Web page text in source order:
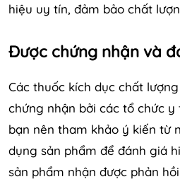
hiệu uy tín, đảm bảo chất
Được chứng nhận và
Các thuốc kích dục chất
chứng nhận bởi các tổ chức y
bạn nên tham khảo ý kiến từ
dụng sản phẩm để đánh giá
sản phẩm nhận được phản